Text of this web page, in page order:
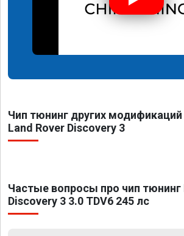
Чип тюнинг других модификаций
Land Rover Discovery 3
Частые вопросы про чип тюнинг
Discovery 3 3.0 TDV6 245 лс